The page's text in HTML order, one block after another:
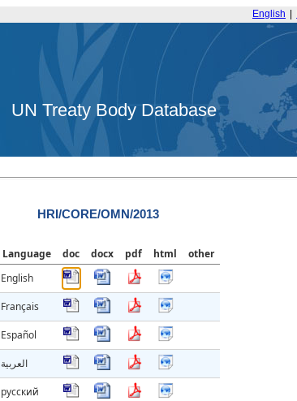
English
UN Treaty Body Database
HRI/CORE/OMN/2013
Language doc docx pdf html
other
English
Français
Español
العربية
русский